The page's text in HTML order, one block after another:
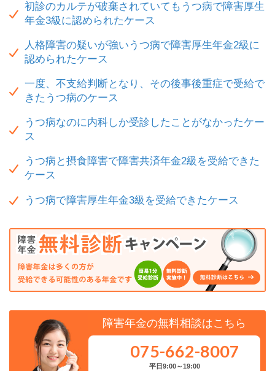
初診のカルテが破棄されていてもうつ病で障害厚生
年金3級に認められたケース
人格障害の疑いが強いうつ病で障害厚生年金2級に
認められたケース
一度、不支給判断となり、その後事後重症で受給で
きたうつ病のケース
うつ病なのに内科しか受診したことがなかったケー
ス
うつ病と摂食障害で障害共済年金2級を受給できた
ケース
うつ病で障害厚生年金3級を受給できたケース
障害年金の無料相談はこちら
075-662-8007
平日9:00～19:00